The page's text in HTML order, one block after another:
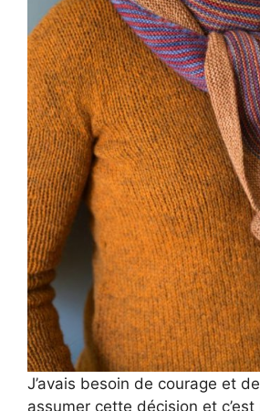
J’avais besoin de courage et
assumer cette décision et c’est